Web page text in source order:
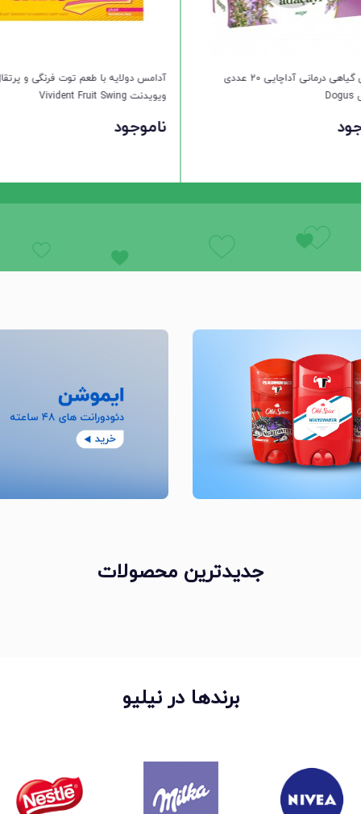
دمنوش آرامش بخش 20 عددی دوغوش Dogus
ناموجود
جدیدترین محصولات
برندها در نیلیو